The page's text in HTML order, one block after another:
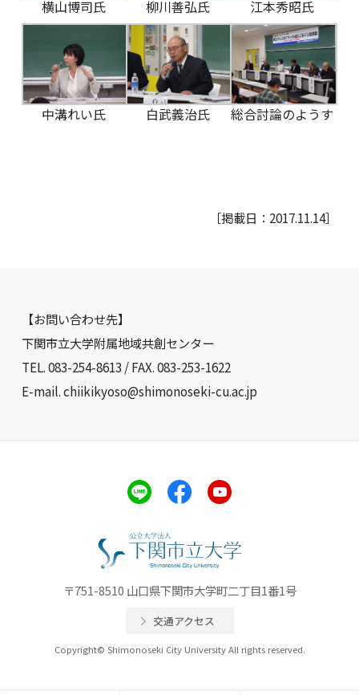
横山博司氏 柳川善弘氏 江本秀昭氏
中溝れい氏 白武義治氏 総合討論のようす
［掲載日：2017.11.14］
【お問い合わせ先】
下関市立大学附属地域共創センター
TEL. 083-254-8613 / FAX. 083-253-1622
E-mail. chiikikyoso@shimonoseki-cu.ac.jp
〒751-8510 山口県下関市大学町二丁目1番1号
交通アクセス
Copyright© Shimonoseki City University All rights reserved.